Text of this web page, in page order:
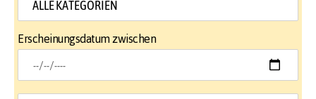
Erscheinungsdatum zwischen